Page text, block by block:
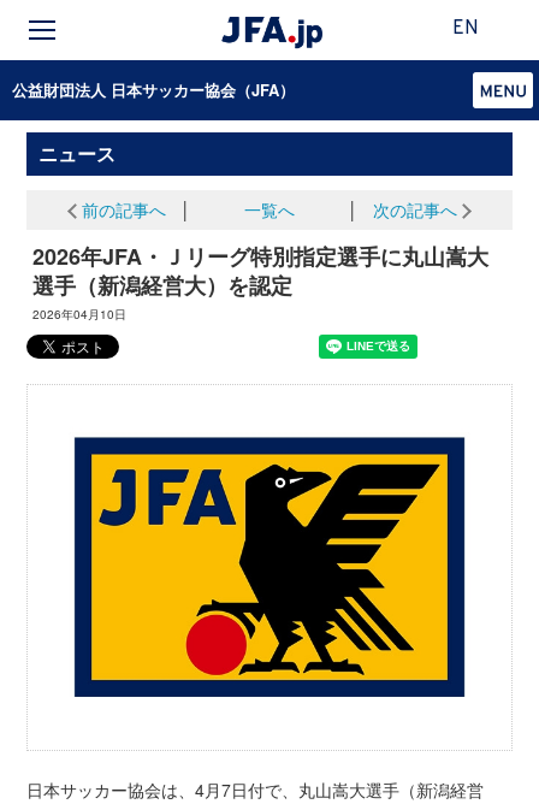
EN
公益財団法人 日本サッカー協会（JFA）
ニュース
前の記事へ 一覧へ 次の記事へ
2026年JFA・Ｊリーグ特別指定選手に丸山嵩大
選手（新潟経営大）を認定
2026年04月10日
日本サッカー協会は、4月7日付で、丸山嵩大選手（新潟経営